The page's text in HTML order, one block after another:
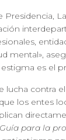
Presidencia,
mental»,
es el
lucha contra
los entes
Guía para la